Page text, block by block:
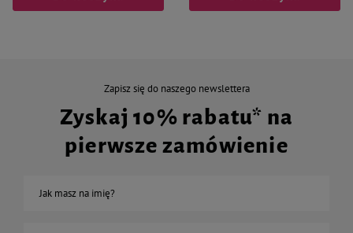
Zapisz się do naszego newslettera
Zyskaj 10% rabatu* na
pierwsze zamówienie
Jak masz na imię?